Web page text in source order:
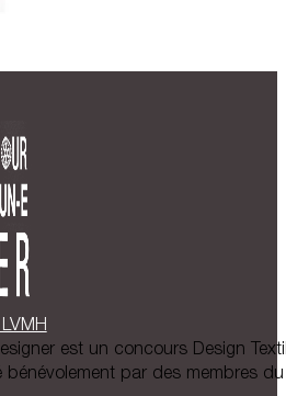
est un concours Design
bénévolement par des membres